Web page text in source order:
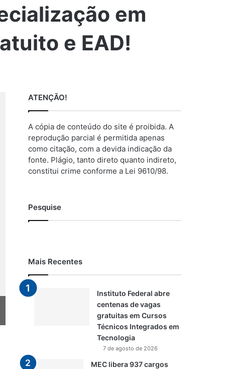
em
e EAD!
ATENÇÃO!
A cópia de conteúdo do site é proibida. A
reprodução parcial é permitida apenas
como citação, com a devida indicação da
fonte. Plágio, tanto direto quanto indireto,
constitui crime conforme a Lei 9610/98.
Pesquise
Mais Recentes
Instituto Federal abre
centenas de vagas
gratuitas em Cursos
Técnicos Integrados em
Tecnologia
7 de agosto de 2026
MEC libera 937 cargos